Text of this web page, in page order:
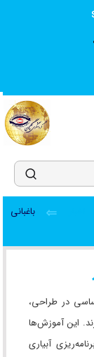
باغبانی
در طراحی،
این آموزش‌ها
آبیاری